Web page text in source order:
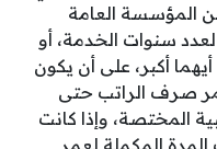
المؤسسة العامة
لعدد سنوات الخدمة، أو
أيهما أكبر، على أن يكون
صرف الراتب حتى
المختصة، وإذا كانت